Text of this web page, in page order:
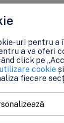
uri pentru a
a va oferi
click pe
utilizare cookie
fiecare